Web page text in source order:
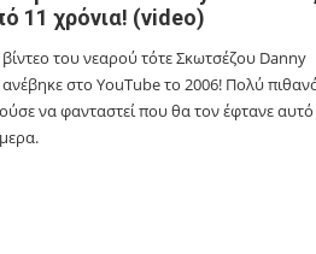
11 χρόνια! (video)
του νεαρού τότε Σκωτσέζου Danny
στο YouTube το 2006! Πολύ
να φανταστεί που θα τον έφτανε αυτό